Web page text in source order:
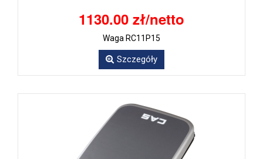
1130.00 zł/netto
Waga RC11P15
Szczegóły